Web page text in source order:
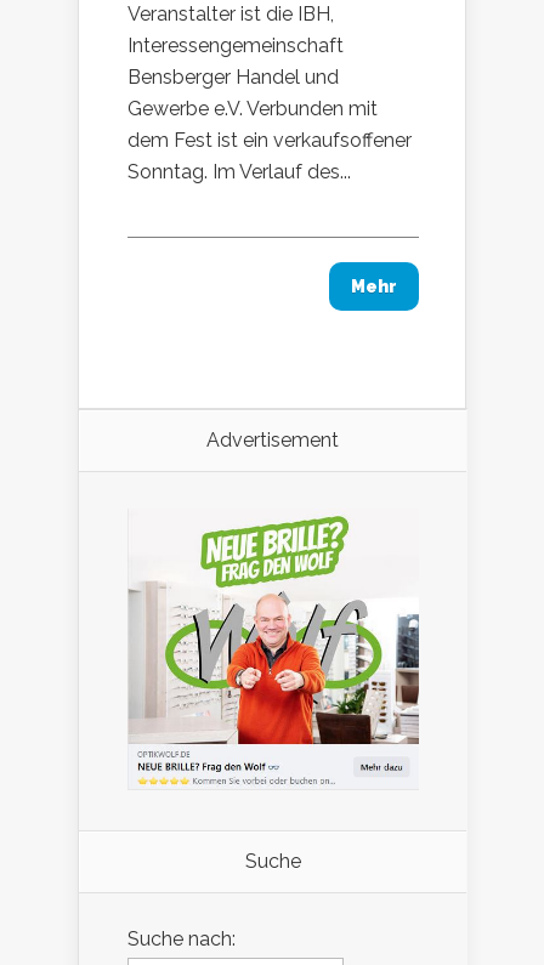
Veranstalter ist die IBH,
Interessengemeinschaft
Bensberger Handel und
Gewerbe e.V. Verbunden mit
dem Fest ist ein verkaufsoffener
Sonntag. Im Verlauf des...
Mehr
Advertisement
Suche
Suche nach: